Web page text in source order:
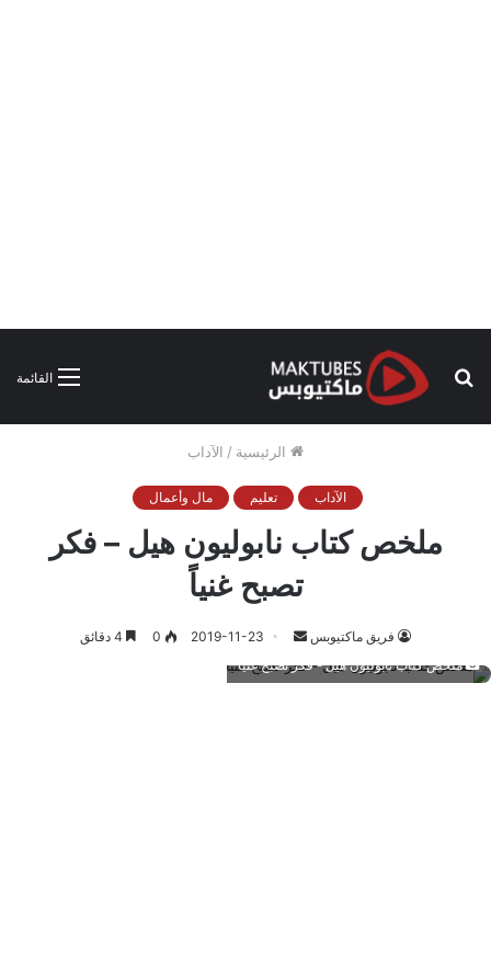
القائمة
بحث
الرئيسية / الآداب
الآداب تعليم مال وأعمال
ملخص كتاب نابوليون هيل – فكر
تصبح غنياً
فريق ماكتيوبس
أرسل
إلكترونيا
2019-11-23
0
ملخص كتاب نابوليون هيل - فكر تصبح غنياً